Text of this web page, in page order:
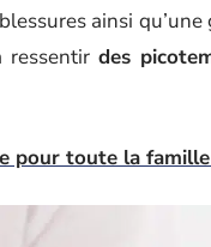
ainsi
ressentir des
pour toute la